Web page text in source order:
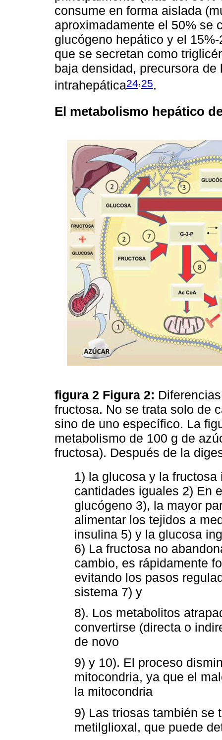
consume en forma aislada
aproximadamente el 50% se
glucógeno hepático y el
que se secretan como
baja densidad, precursora
intrahepática24,25.
El metabolismo hepático
figura 2 Figura 2:
fructosa. No se trata solo de
sino de uno específico. La
metabolismo de 100 g de
fructosa). Después de la
1) la glucosa y la
cantidades iguales 2) En
glucógeno 3), la mayor
alimentar los tejidos a
insulina 5) y la glucosa
6) La fructosa no
cambio, es rápidamente
evitando los pasos
sistema 7) y
8). Los metabolitos
convertirse (directa o
de novo
9) y 10). El proceso
mitocondria, ya que el
la mitocondria
9) Las triosas también se
metilglioxal, que puede